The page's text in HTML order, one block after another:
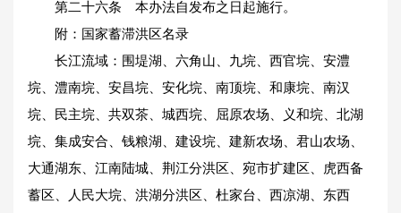
第二十六条 本办法自发布之日起施行。
附：国家蓄滞洪区名录
长江流域：围堤湖、六角山、九垸、西官垸、安澧
垸、澧南垸、安昌垸、安化垸、南顶垸、和康垸、南汉
垸、民主垸、共双茶、城西垸、屈原农场、义和垸、北湖
垸、集成安合、钱粮湖、建设垸、建新农场、君山农场、
大通湖东、江南陆城、荆江分洪区、宛市扩建区、虎西备
蓄区、人民大垸、洪湖分洪区、杜家台、西凉湖、东西